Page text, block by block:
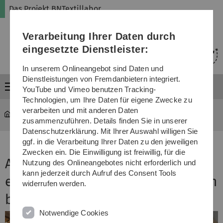
Direkt
Direkt
Direkt
(Sprache,
Drucken,
Media)
Direkt
Direkt
Das Projekt BNTextillabor
Menü
bntextillabor Projekt
Alternativen entwickeln für
einen nachhaltigen Textilkonsum
bei Jugendlichen.
Verarbeitung Ihrer Daten durch
eingesetzte Dienstleister:
In unserem Onlineangebot sind Daten und
Dienstleistungen von Fremdanbietern integriert.
YouTube und Vimeo benutzen Tracking-
Technologien, um Ihre Daten für eigene Zwecke zu
verarbeiten und mit anderen Daten
zusammenzuführen. Details finden Sie in unserer
Datenschutzerklärung. Mit Ihrer Auswahl willigen Sie
ggf. in die Verarbeitung Ihrer Daten zu den jeweiligen
Zwecken ein. Die Einwilligung ist freiwillig, für die
Nutzung des Onlineangebotes nicht erforderlich und
kann jederzeit durch Aufruf des Consent Tools
widerrufen werden.
Notwendige Cookies